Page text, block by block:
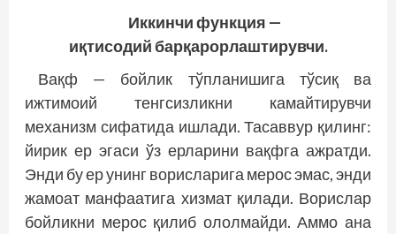
Иккинчи функция —
иқтисодий барқарорлаштирувчи.
Вақф — бойлик тўпланишига тўсиқ ва
ижтимоий тенгсизликни камайтирувчи
механизм сифатида ишлади. Тасаввур қилинг:
йирик ер эгаси ўз ерларини вақфга ажратди.
Энди бу ер унинг ворисларига мерос эмас, энди
жамоат манфаатига хизмат қилади. Ворислар
бойликни мерос қилиб ололмайди. Аммо ана